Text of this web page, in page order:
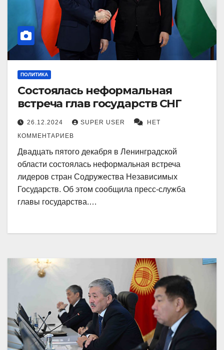
ПОЛИТИКА
Состоялась неформальная
встреча глав государств СНГ
26.12.2024 SUPER USER
НЕТ
КОММЕНТАРИЕВ
Двадцать пятого декабря в Ленинградской
области состоялась неформальная встреча
лидеров стран Содружества Независимых
Государств. Об этом сообщила пресс-служба
главы государства.…